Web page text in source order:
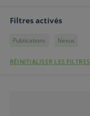
Filtres activés
Publications Nexus
RÉINITIALISER LES FILTRES